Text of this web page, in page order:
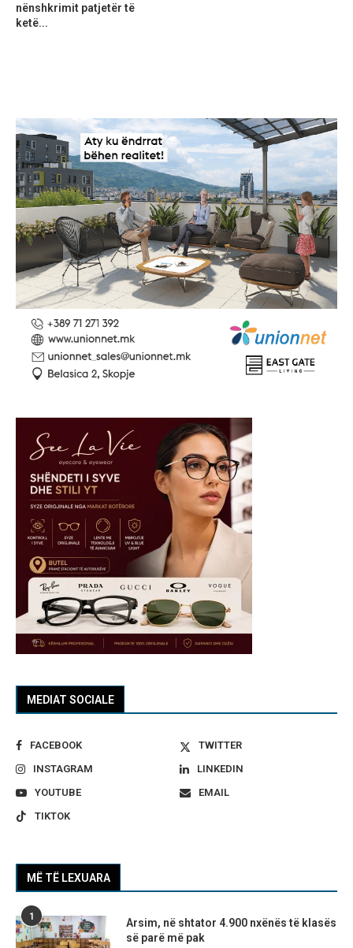
MEDIAT SOCIALE
FACEBOOK
TWITTER
INSTAGRAM
LINKEDIN
YOUTUBE
EMAIL
TIKTOK
MË TË LEXUARA
1
Arsim, në shtator 4.900 nxënës të klasës
së parë më pak
nënshkrimit patjetër të
ketë...